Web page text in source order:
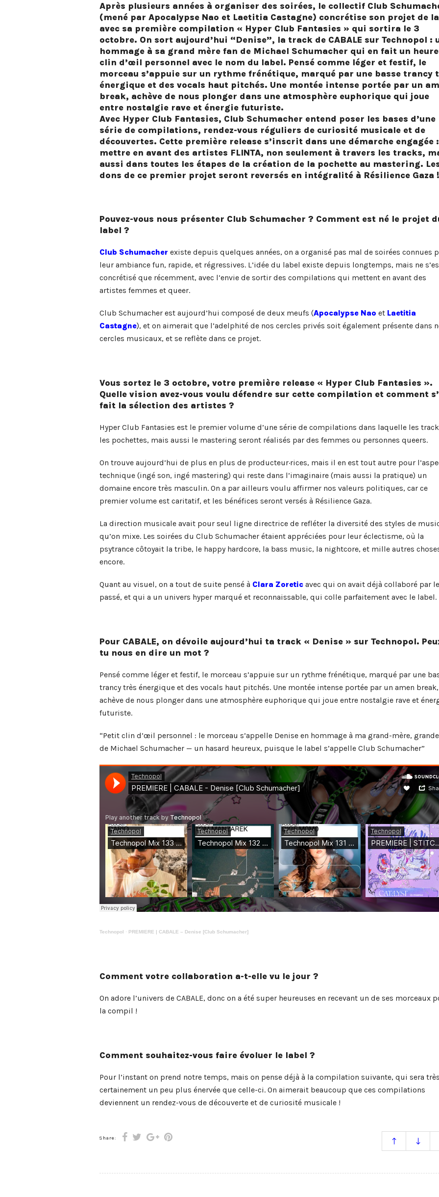
Après plusieurs années à organiser des soirées, le collectif Club
(mené par Apocalypse Nao et Laetitia Castagne) concrétise son projet de
avec sa première compilation « Hyper Club Fantasies » qui sortira le 3
octobre. On sort aujourd’hui “Denise”, la track de CABALE sur Technopol :
hommage à sa grand mère fan de Michael Schumacher qui en fait un
clin d’œil personnel avec le nom du label. Pensé comme léger et festif, le
morceau s’appuie sur un rythme frénétique, marqué par une basse trancy
énergique et des vocals haut pitchés. Une montée intense portée par un
break, achève de nous plonger dans une atmosphère euphorique qui joue
entre nostalgie rave et énergie futuriste.
Avec Hyper Club Fantasies, Club Schumacher entend poser les bases d’une
série de compilations, rendez-vous réguliers de curiosité musicale et de
découvertes. Cette première release s’inscrit dans une démarche engagée :
mettre en avant des artistes FLINTA, non seulement à travers les tracks,
aussi dans toutes les étapes de la création de la pochette au mastering.
dons de ce premier projet seront reversés en intégralité à Résilience Gaza !
Pouvez-vous nous présenter Club Schumacher ? Comment est né le projet
label ?
Club Schumacher existe depuis quelques années, on a organisé pas mal de soirées connues
leur ambiance fun, rapide, et régressives. L’idée du label existe depuis longtemps, mais ne
concrétisé que récemment, avec l’envie de sortir des compilations qui mettent en avant des
artistes femmes et queer.
Club Schumacher est aujourd’hui composé de deux meufs (Apocalypse Nao et Laetitia
Castagne), et on aimerait que l’adelphité de nos cercles privés soit également présente dans
cercles musicaux, et se reflète dans ce projet.
Vous sortez le 3 octobre, votre première release « Hyper Club Fantasies ».
Quelle vision avez-vous voulu défendre sur cette compilation et comment
fait la sélection des artistes ?
Hyper Club Fantasies est le premier volume d’une série de compilations dans laquelle les
les pochettes, mais aussi le mastering seront réalisés par des femmes ou personnes queers.
On trouve aujourd’hui de plus en plus de producteur·rices, mais il en est tout autre pour
technique (ingé son, ingé mastering) qui reste dans l’imaginaire (mais aussi la pratique) un
domaine encore très masculin. On a par ailleurs voulu affirmer nos valeurs politiques, car ce
premier volume est caritatif, et les bénéfices seront versés à Résilience Gaza.
La direction musicale avait pour seul ligne directrice de refléter la diversité des styles de
qu’on mixe. Les soirées du Club Schumacher étaient appréciées pour leur éclectisme, où la
psytrance côtoyait la tribe, le happy hardcore, la bass music, la nightcore, et mille autres
encore.
Quant au visuel, on a tout de suite pensé à Clara Zoreticavec qui on avait déjà collaboré par le
passé, et qui a un univers hyper marqué et reconnaissable, qui colle parfaitement avec le label.
Pour CABALE, on dévoile aujourd’hui ta track « Denise » sur Technopol.
tu nous en dire un mot ?
Pensé comme léger et festif, le morceau s’appuie sur un rythme frénétique, marqué par une
trancy très énergique et des vocals haut pitchés. Une montée intense portée par un amen break,
achève de nous plonger dans une atmosphère euphorique qui joue entre nostalgie rave et
futuriste.
“Petit clin d’œil personnel : le morceau s’appelle Denise en hommage à ma grand-mère,
de Michael Schumacher — un hasard heureux, puisque le label s’appelle Club Schumacher”
Technopol · PREMIERE | CABALE – Denise [Club Schumacher]
Comment votre collaboration a-t-elle vu le jour ?
On adore l’univers de CABALE, donc on a été super heureuses en recevant un de ses morceaux
la compil !
Comment souhaitez-vous faire évoluer le label ?
Pour l’instant on prend notre temps, mais on pense déjà à la compilation suivante, qui sera très
certainement un peu plus énervée que celle-ci. On aimerait beaucoup que ces compilations
deviennent un rendez-vous de découverte et de curiosité musicale !
Share: